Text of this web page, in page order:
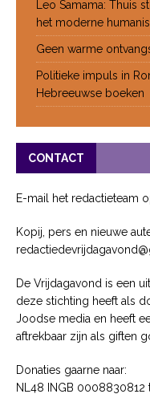
Leo Samama: Thuis
het moderne
Geen warme
Politieke impuls in
Hebreeuwse boeken
CONTACT
E-mail het redactieteam
Kopij, pers en nieuwe
De Vrijdagavond is een
deze stichting heeft als
Joodse media en heeft
aftrekbaar zijn als giften
Donaties gaarne naar:
NL48 INGB 0008830812